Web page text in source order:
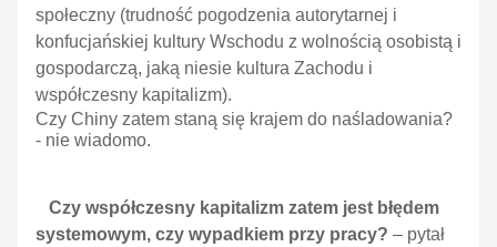
społeczny (trudność pogodzenia autorytarnej i
konfucjańskiej kultury Wschodu z wolnością osobistą i
gospodarczą, jaką niesie kultura Zachodu i
współczesny kapitalizm).
Czy Chiny zatem staną się krajem do naśladowania?
- nie wiadomo.
Czy współczesny kapitalizm zatem jest błędem
systemowym, czy wypadkiem przy pracy? – pytał